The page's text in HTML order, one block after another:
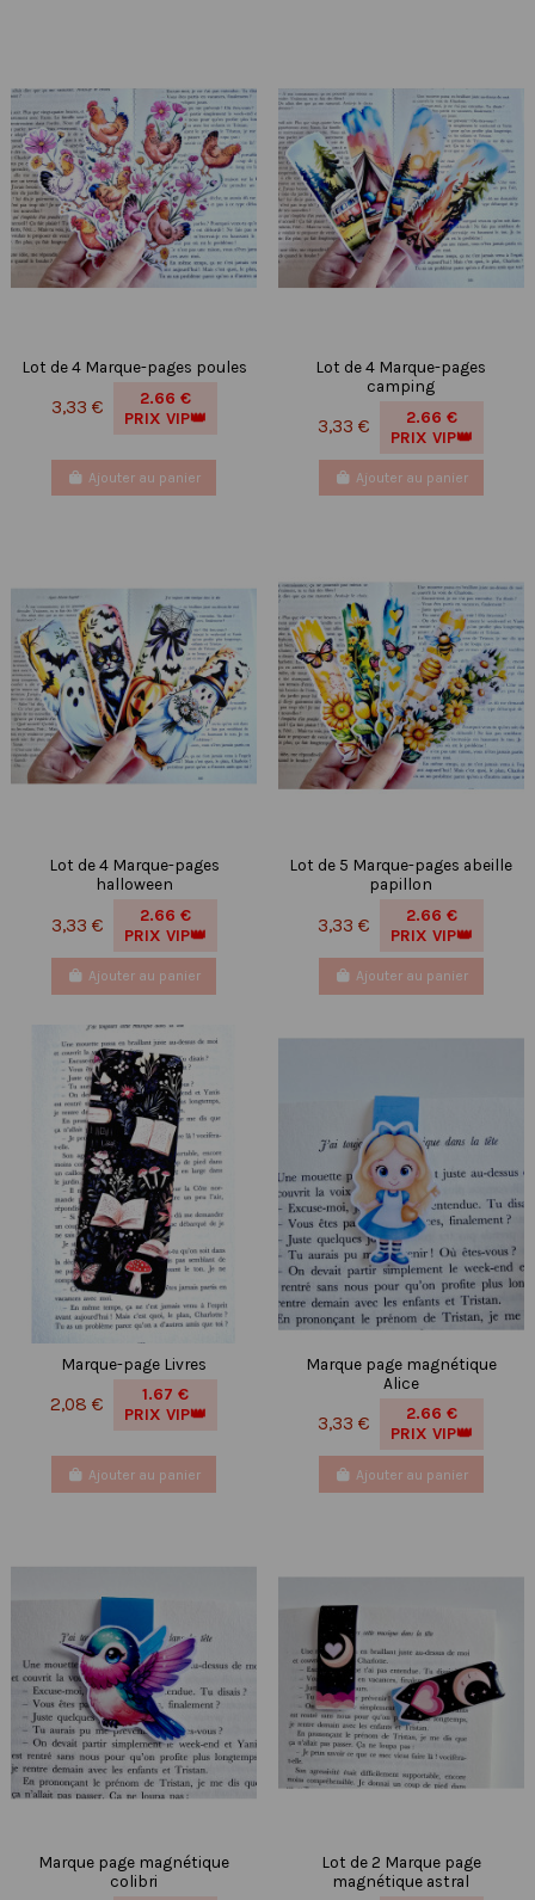
Lot de 4 Marque-pages poules
3,33 €
2.66 €
PRIX VIP👑
Ajouter au panier
Lot de 4 Marque-pages
camping
3,33 €
2.66 €
PRIX VIP👑
Ajouter au panier
Lot de 4 Marque-pages
halloween
3,33 €
2.66 €
PRIX VIP👑
Ajouter au panier
Lot de 5 Marque-pages abeille
papillon
3,33 €
2.66 €
PRIX VIP👑
Ajouter au panier
Marque-page Livres
2,08 €
1.67 €
PRIX VIP👑
Ajouter au panier
Marque page magnétique
Alice
3,33 €
2.66 €
PRIX VIP👑
Ajouter au panier
Marque page magnétique
colibri
Lot de 2 Marque page
magnétique astral